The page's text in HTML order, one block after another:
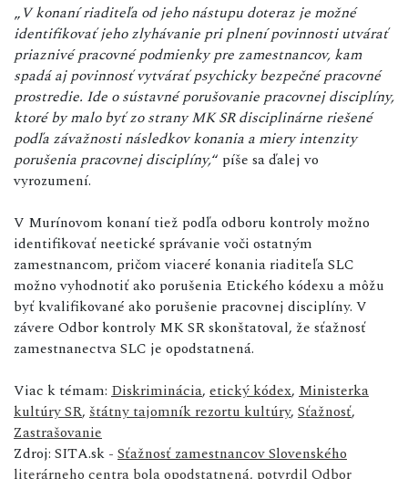
„V konaní riaditeľa od jeho nástupu doteraz je možné
identifikovať jeho zlyhávanie pri plnení povinnosti utvárať
priaznivé pracovné podmienky pre zamestnancov, kam
spadá aj povinnosť vytvárať psychicky bezpečné pracovné
prostredie. Ide o sústavné porušovanie pracovnej disciplíny,
ktoré by malo byť zo strany MK SR disciplinárne riešené
podľa závažnosti následkov konania a miery intenzity
porušenia pracovnej disciplíny,“ píše sa ďalej vo
vyrozumení.
V Murínovom konaní tiež podľa odboru kontroly možno
identifikovať neetické správanie voči ostatným
zamestnancom, pričom viaceré konania riaditeľa SLC
možno vyhodnotiť ako porušenia Etického kódexu a môžu
byť kvalifikované ako porušenie pracovnej disciplíny. V
závere Odbor kontroly MK SR skonštatoval, že sťažnosť
zamestnanectva SLC je opodstatnená.
Viac k témam: Diskriminácia, etický kódex, Ministerka
kultúry SR, štátny tajomník rezortu kultúry, Sťažnosť,
Zastrašovanie
Zdroj: SITA.sk - Sťažnosť zamestnancov Slovenského
literárneho centra bola opodstatnená, potvrdil Odbor